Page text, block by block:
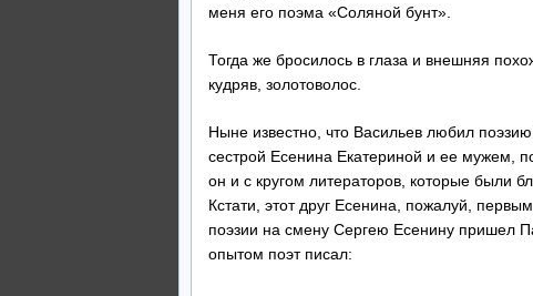
меня его поэма «Соляной бунт».
Тогда же бросилось в глаза и внешняя
кудряв, золотоволос.
Ныне известно, что Васильев любил
сестрой Есенина Екатериной и ее мужем,
он и с кругом литераторов, которые были
Кстати, этот друг Есенина, пожалуй,
поэзии на смену Сергею Есенину пришел
опытом поэт писал: